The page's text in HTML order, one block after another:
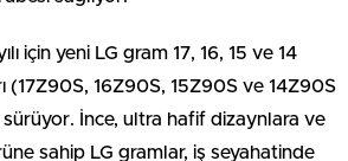
için yeni LG gram 17, 16, 15 ve 14
(17Z90S, 16Z90S, 15Z90S ve 14Z90S
İnce, ultra hafif dizaynlara ve
sahip LG gramlar, iş seyahatinde